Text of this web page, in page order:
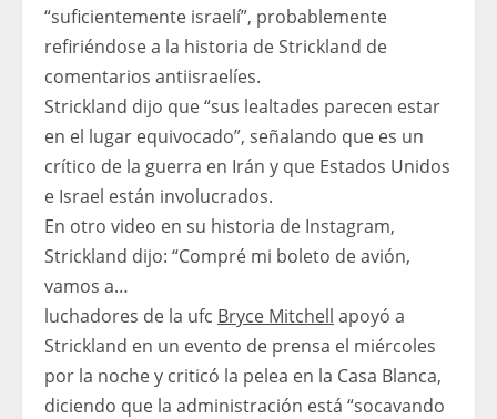
“suficientemente israelí”, probablemente
refiriéndose a la historia de Strickland de
comentarios antiisraelíes.
Strickland dijo que “sus lealtades parecen estar
en el lugar equivocado”, señalando que es un
crítico de la guerra en Irán y que Estados Unidos
e Israel están involucrados.
En otro video en su historia de Instagram,
Strickland dijo: “Compré mi boleto de avión,
vamos a…
luchadores de la ufc Bryce Mitchell apoyó a
Strickland en un evento de prensa el miércoles
por la noche y criticó la pelea en la Casa Blanca,
diciendo que la administración está “socavando